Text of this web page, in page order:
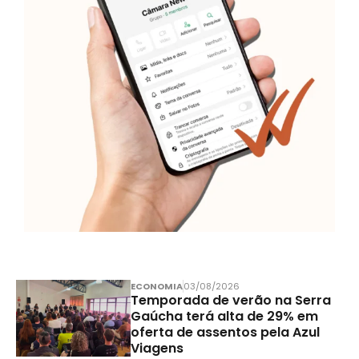
ECONOMIA03/08/2026
Temporada de verão na Serra
Gaúcha terá alta de 29% em
oferta de assentos pela Azul
Viagens